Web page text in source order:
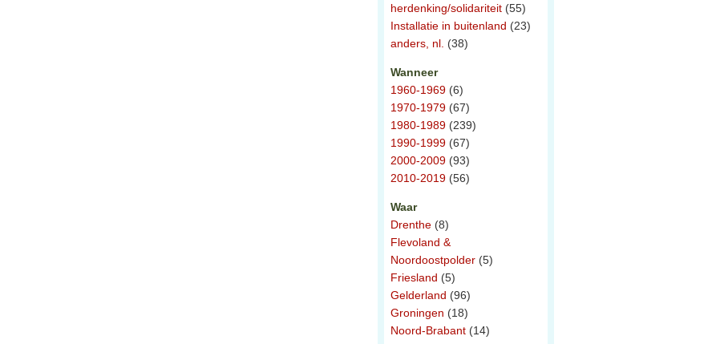
herdenking/solidariteit (55)
Installatie in buitenland (23)
anders, nl. (38)
Wanneer
1960-1969 (6)
1970-1979 (67)
1980-1989 (239)
1990-1999 (67)
2000-2009 (93)
2010-2019 (56)
Waar
Drenthe (8)
Flevoland &
Noordoostpolder (5)
Friesland (5)
Gelderland (96)
Groningen (18)
Noord-Brabant (14)